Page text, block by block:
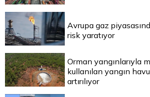
Avrupa gaz
risk yaratıyor
Orman yangınlarıyla
kullanılan yangın
artırılıyor